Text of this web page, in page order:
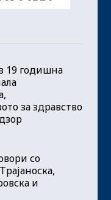
19 годишна
за здравство
со
и